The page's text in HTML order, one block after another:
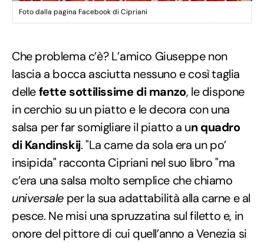
Foto dalla pagina Facebook di Cipriani
Che problema c’è? L’amico Giuseppe non
lascia a bocca asciutta nessuno e così taglia
dellefette sottilissime di manzo, le dispone
in cerchio su un piatto e le decora con una
salsa per far somigliare il piatto a un quadro
di Kandinskij. "La carne da sola era un po’
insipida" racconta Cipriani nel suo libro "ma
c’era una salsa molto semplice che chiamo
universale per la sua adattabilità alla carne e al
pesce. Ne misi una spruzzatina sul filetto e, in
onore del pittore di cui quell’anno a Venezia si